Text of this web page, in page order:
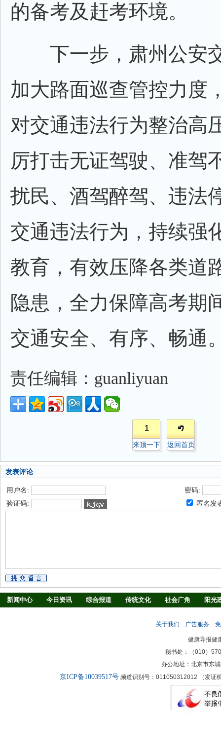
的备考及赶考环境。
下一步，肃州公安
加大路面巡查管控力度
对交通违法行为整治高
厉打击无证驾驶、准驾
扰民、酒驾醉驾、违法
交通违法行为，持续强
教育，有效压降各类道
隐患，全力保障高考期
交通安全、有序、畅通
责任编辑：guanliyuan
1
来顶一下 返回首页
发表评论
用户名:
密码:
验证码:
匿名发
新闻中心 今日资讯 综合报道 传统文化 社会广角
阳光
关于我们 广告服务
健康导报健
秘书处：（010）
办公地址：北京市东
京ICP备10039517号频道识别号：011050312012 （发证